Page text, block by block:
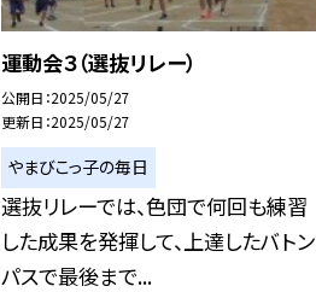
運動会３（選抜リレー）
公開日 2025/05/27
更新日 2025/05/27
やまびこっ子の毎日
選抜リレーでは、色団で何回も練習
した成果を発揮して、上達したバトン
パスで最後まで...